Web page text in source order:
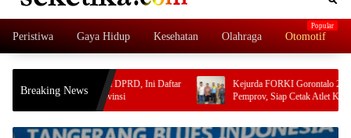
Peristiwa Gaya Hidup Kesehatan Olahraga Otomotif
Breaking News
Daftar
Kejurda FORKI Gorontalo 2026 Dapat Dukungan
Pemprov, Siap Cetak Atlet Karate Berprestasi